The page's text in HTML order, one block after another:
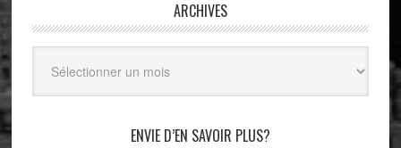
ARCHIVES
ENVIE D’EN SAVOIR PLUS?